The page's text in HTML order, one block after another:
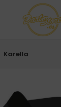
Karella